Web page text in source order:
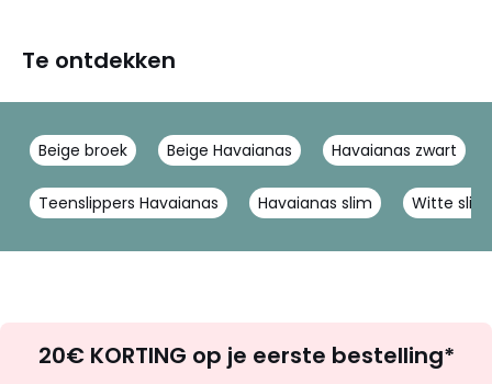
Te ontdekken
Beige broek Beige Havaianas Havaianas zwart
Teenslippers Havaianas Havaianas slim Witte
zoek
20€ KORTING op je eerste bestelling*